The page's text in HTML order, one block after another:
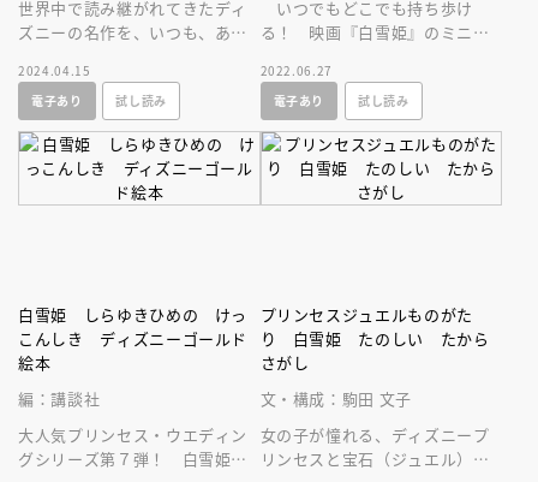
世界中で読み継がれてきたディ
ズニーの名作を、いつも、あな
ディズニー絵本シリーズ！
2024.04.15
電子あり
試し読み
いつでもどこでも持ち歩け
る！ 映画『白雪姫』のミニ絵
ちはすぐに『白雪姫』の世界へ
飛び込めます！
2022.06.27
電子あり
試し読み
白雪姫 しらゆきひめの けっ
こんしき ディズニーゴールド
絵本
編：講談社
大人気プリンセス・ウエディン
グシリーズ第７弾！ 白雪姫が
プリンセスジュエルものがた
り 白雪姫 たのしい たから
さがし
文・構成：駒田 文子
女の子が憧れる、ディズニープ
リンセスと宝石（ジュエル）。